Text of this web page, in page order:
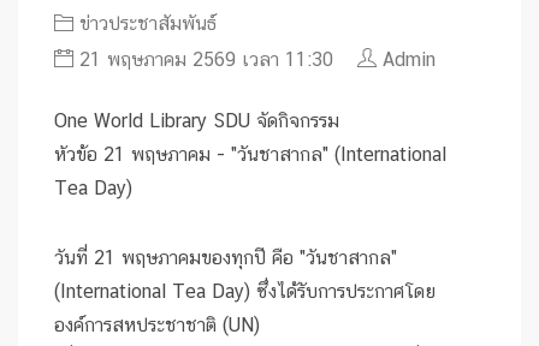
ข่าวประชาสัมพันธ์
21 พฤษภาคม 2569 เวลา 11:30
Admin
One World Library SDU จัดกิจกรรม
หัวข้อ 21 พฤษภาคม - "วันชาสากล" (International
Tea Day)
วันที่ 21 พฤษภาคมของทุกปี คือ "วันชาสากล"
(International Tea Day) ซึ่งได้รับการประกาศโดย
องค์การสหประชาชาติ (UN)